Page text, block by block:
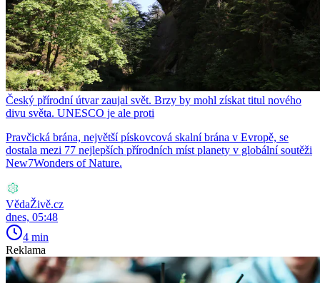
Český přírodní útvar zaujal svět. Brzy by mohl získat titul nového
divu světa. UNESCO je ale proti
Pravčická brána, největší pískovcová skalní brána v Evropě, se
dostala mezi 77 nejlepších přírodních míst planety v globální soutěži
New7Wonders of Nature.
VědaŽivě.cz
dnes, 05:48
4 min
Reklama